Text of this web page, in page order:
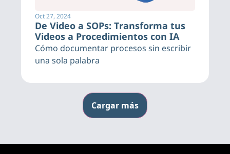
Oct 27, 2024
De Video a SOPs: Transforma tus
Videos a Procedimientos con IA
Cómo documentar procesos sin escribir
una sola palabra
Cargar más